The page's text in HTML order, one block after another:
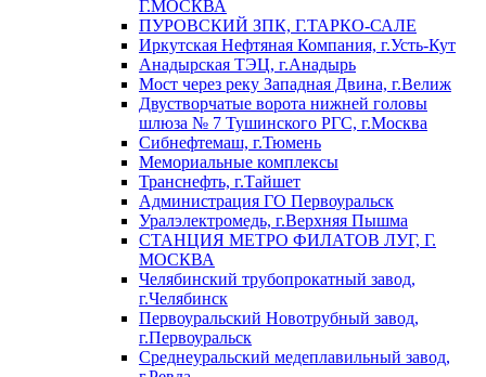
Г.МОСКВА
ПУРОВСКИЙ ЗПК, Г.ТАРКО-САЛЕ
Иркутская Нефтяная Компания, г.Усть-Кут
Анадырская ТЭЦ, г.Анадырь
Мост через реку Западная Двина, г.Велиж
Двустворчатые ворота нижней головы
шлюза № 7 Тушинского РГС, г.Москва
Сибнефтемаш, г.Тюмень
Мемориальные комплексы
Транснефть, г.Тайшет
Администрация ГО Первоуральск
Уралэлектромедь, г.Верхняя Пышма
СТАНЦИЯ МЕТРО ФИЛАТОВ ЛУГ, Г.
МОСКВА
Челябинский трубопрокатный завод,
г.Челябинск
Первоуральский Новотрубный завод,
г.Первоуральск
Среднеуральский медеплавильный завод,